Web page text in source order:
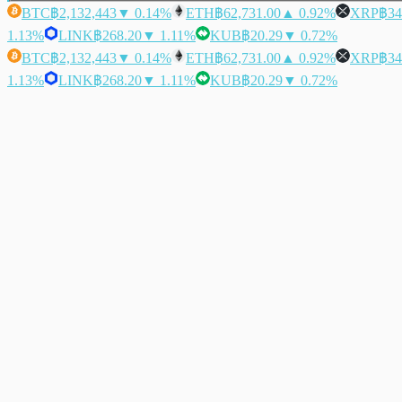
BTC฿2,132,443▼ 0.14% ETH฿62,731.00 ▲ 0.92% XRP฿
1.13%
LINK฿268.20▼ 1.11% KUB฿20.29▼ 0.72%
BTC฿2,132,443▼ 0.14% ETH฿62,731.00 ▲ 0.92% XRP฿
1.13%
LINK฿268.20▼ 1.11% KUB฿20.29▼ 0.72%